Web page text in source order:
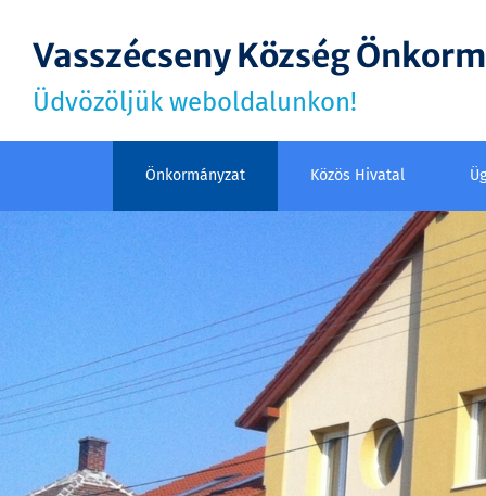
Vasszécseny Község
Üdvözöljük weboldalunkon!
Önkormányzat Közös Hivatal